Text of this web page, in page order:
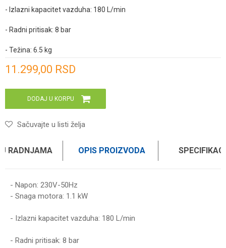
- Izlazni kapacitet vazduha: 180 L/min
- Radni pritisak: 8 bar
- Težina: 6.5 kg
11.299,00 RSD
DODAJ U KORPU
Sačuvajte u listi želja
RADNJAMA OPIS PROIZVODA
- Napon: 230V-50Hz
- Snaga motora: 1.1 kW
- Izlazni kapacitet vazduha: 180 L/min
- Radni pritisak: 8 bar